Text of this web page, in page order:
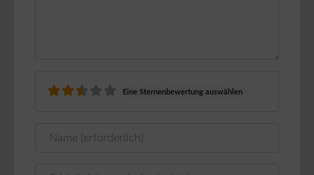
Eine Sternenbewertung auswählen